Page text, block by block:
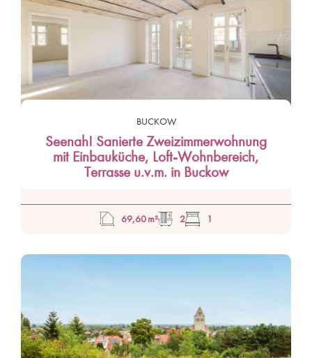
BUCKOW
Seenah! Sanierte Zweizimmerwohnung
mit Einbauküche, Loft-Wohnbereich,
Terrasse u.v.m. in Buckow
69,60 m² 2 1